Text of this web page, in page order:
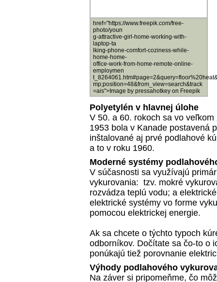
href="https://www.freepik.com/free-
photo/youn
g-attractive-girl-home-working-with-
laptop-ta
lking-phone-comfort-coziness-while-
home-home-
office-work-from-home-remote-online-
employmen
mp;position=48&from_view=search&track
=ais">Image by pressahotkey on Freepik
Polyetylén v hlavnej úlohe
V 50. a 60. rokoch sa vo
1953 bola v Kanade postavená
inštalované aj prvé podlahové
a to v roku 1960.
Moderné systémy
V súčasnosti sa využívajú
vykurovania: tzv. mokré
rozvádza teplú vodu; a
elektrické systémy vo forme
pomocou elektrickej energie.
Ak sa chcete o týchto typoch
odborníkov. Dočítate sa čo-to o
ponúkajú tiež porovnanie
Výhody podlahového
Na záver si pripomeňme, čo